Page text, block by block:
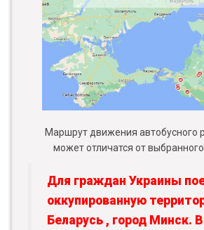
Маршрут движения автобусного
может отличатся от
Для граждан Украины
оккупированную
Беларусь , город Минск.